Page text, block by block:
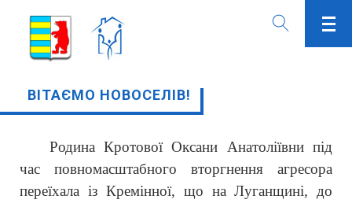
ВІТАЄМО НОВОСЕЛІВ!
Родина Кротової Оксани Анатоліївни під
час повномасштабного вторгнення агресора
переїхала із Кремінної, що на Луганщині, до